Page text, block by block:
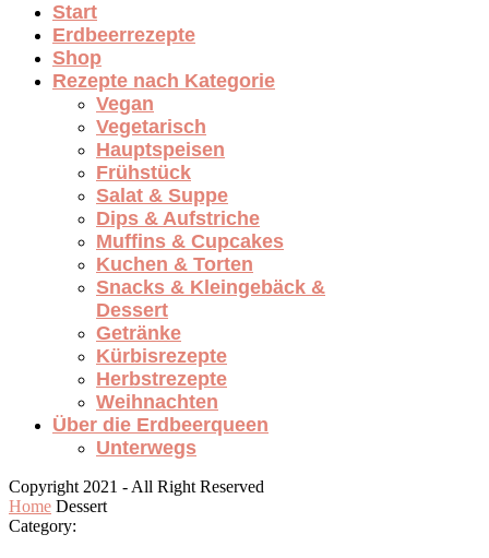
Start
Erdbeerrezepte
Shop
Rezepte nach Kategorie
Vegan
Vegetarisch
Hauptspeisen
Frühstück
Salat & Suppe
Dips & Aufstriche
Muffins & Cupcakes
Kuchen & Torten
Snacks & Kleingebäck &
Dessert
Getränke
Kürbisrezepte
Herbstrezepte
Weihnachten
Über die Erdbeerqueen
Unterwegs
Copyright 2021 - All Right Reserved
Home Dessert
Category: